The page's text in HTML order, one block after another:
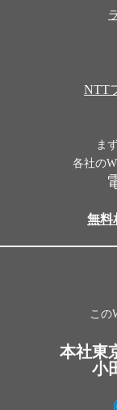
NTT
ま
各社の
無料
この
本社東
小